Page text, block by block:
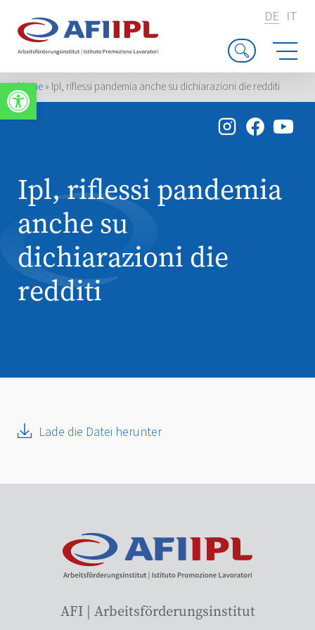
Werkzeugleiste öffnen
DE IT
Home» Ipl, riflessi pandemia anche su dichiarazioni die redditi
Ipl, riflessi pandemia
anche su
dichiarazioni die
redditi
Lade die Datei herunter
AFI | Arbeitsförderungsinstitut